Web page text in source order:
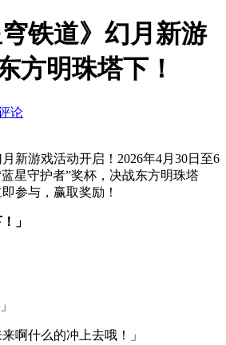
穹铁道》幻月新游
方明珠塔下！
论
新游戏活动开启！2026年4月30日至6
星守护者”奖杯，决战东方明珠塔
参与，赢取奖励！
」
啊什么的冲上去哦！」